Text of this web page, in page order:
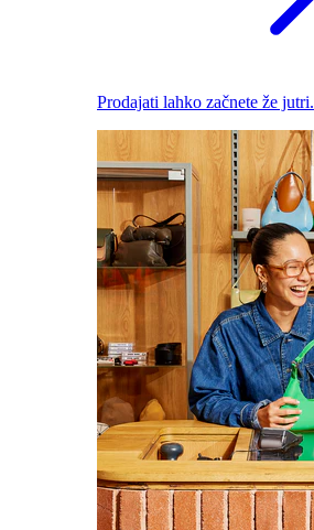
Prodajati lahko začnete že jutri.